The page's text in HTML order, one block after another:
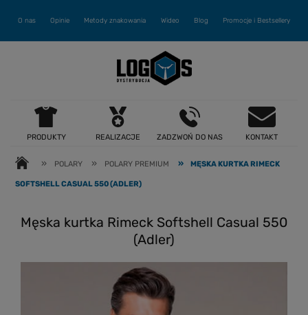
O nas Opinie Metody znakowania Wideo Blog Promocje i Bestsellery
PRODUKTY REALIZACJE ZADZWOŃ DO NAS KONTAKT
» POLARY » POLARY PREMIUM » MĘSKA KURTKA RIMECK
SOFTSHELL CASUAL 550 (ADLER)
Męska kurtka Rimeck Softshell Casual 550
(Adler)